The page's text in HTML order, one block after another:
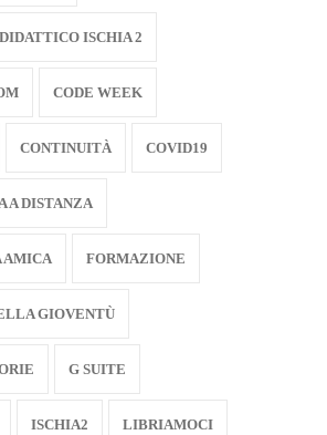
ISCHIA 2
CODE WEEK
CONTINUITÀ COVID19
A DISTANZA
AMICA FORMAZIONE
GIOVENTÙ
G SUITE
ISCHIA2 LIBRIAMOCI